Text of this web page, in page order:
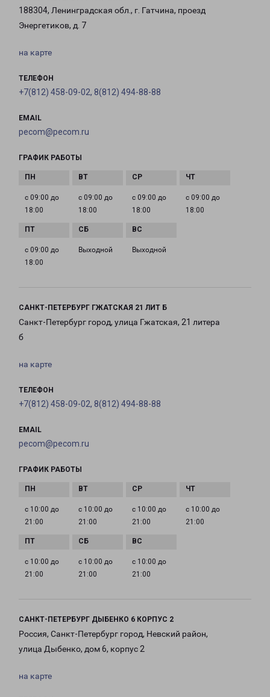
188304, Ленинградская обл., г. Гатчина, проезд
Энергетиков, д. 7
на карте
ТЕЛЕФОН
+7(812) 458-09-02, 8(812) 494-88-88
EMAIL
pecom@pecom.ru
ГРАФИК РАБОТЫ
с 09:00 до
18:00
с 09:00 до
18:00
с 09:00 до
18:00
с 09:00 до
18:00
с 09:00 до
18:00
Выходной Выходной
САНКТ-ПЕТЕРБУРГ ГЖАТСКАЯ 21 ЛИТ Б
Санкт-Петербург город, улица Гжатская, 21 литера
б
на карте
ТЕЛЕФОН
+7(812) 458-09-02, 8(812) 494-88-88
EMAIL
pecom@pecom.ru
ГРАФИК РАБОТЫ
с 10:00 до
21:00
с 10:00 до
21:00
с 10:00 до
21:00
с 10:00 до
21:00
с 10:00 до
21:00
с 10:00 до
21:00
с 10:00 до
21:00
САНКТ-ПЕТЕРБУРГ ДЫБЕНКО 6 КОРПУС 2
Россия, Санкт-Петербург город, Невский район,
улица Дыбенко, дом 6, корпус 2
на карте